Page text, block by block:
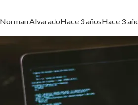
Norman AlvaradoHace 3 añosHace 3